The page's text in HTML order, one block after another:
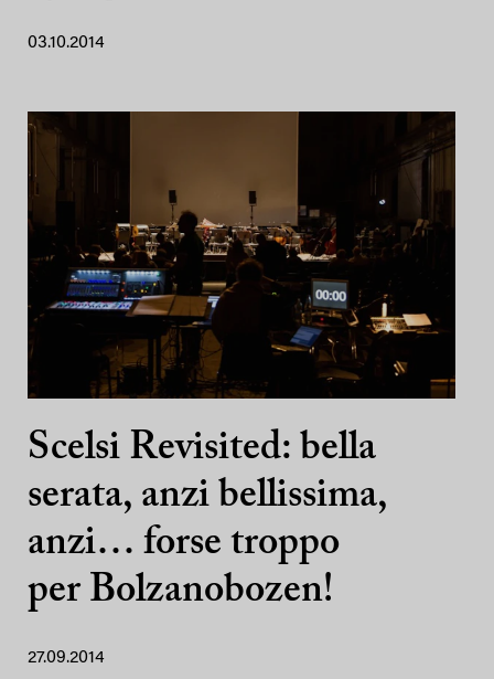
03.10.2014
Scelsi Revisited: bella
serata, anzi bellissima,
anzi… forse troppo
per Bolzanobozen!
27.09.2014